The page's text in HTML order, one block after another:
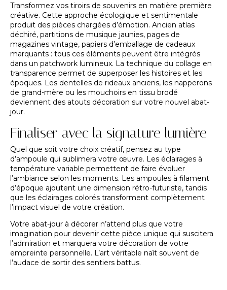
Transformez vos tiroirs de souvenirs en matière première
créative. Cette approche écologique et sentimentale
produit des pièces chargées d’émotion. Ancien atlas
déchiré, partitions de musique jaunies, pages de
magazines vintage, papiers d’emballage de cadeaux
marquants : tous ces éléments peuvent être intégrés
dans un patchwork lumineux. La technique du collage en
transparence permet de superposer les histoires et les
époques. Les dentelles de rideaux anciens, les napperons
de grand-mère ou les mouchoirs en tissu brodé
deviennent des atouts décoration sur votre nouvel abat-
jour.
Finaliser avec la signature lumière
Quel que soit votre choix créatif, pensez au type
d’ampoule qui sublimera votre œuvre. Les éclairages à
température variable permettent de faire évoluer
l’ambiance selon les moments. Les ampoules à filament
d’époque ajoutent une dimension rétro-futuriste, tandis
que les éclairages colorés transforment complètement
l’impact visuel de votre création.
Votre abat-jour à décorer n’attend plus que votre
imagination pour devenir cette pièce unique qui suscitera
l’admiration et marquera votre décoration de votre
empreinte personnelle. L’art véritable naît souvent de
l’audace de sortir des sentiers battus.